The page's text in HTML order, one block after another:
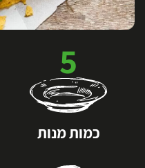
5
כמות מנות